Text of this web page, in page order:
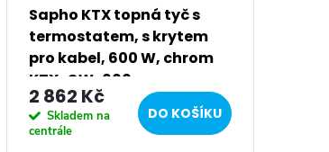
Sapho KTX topná tyč s
termostatem, s krytem
pro kabel, 600 W, chrom
KTX-CW-600
2 862 Kč
Skladem na
centrále
DO KOŠÍKU